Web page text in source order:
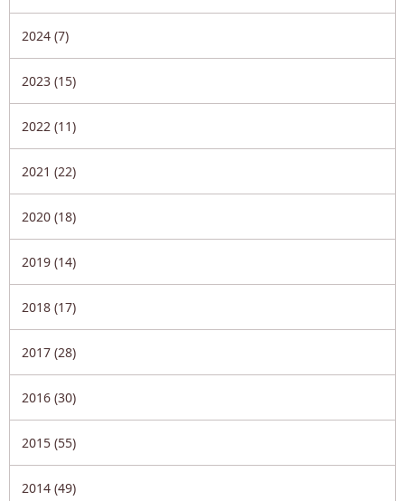
2024 (7)
2023 (15)
2022 (11)
2021 (22)
2020 (18)
2019 (14)
2018 (17)
2017 (28)
2016 (30)
2015 (55)
2014 (49)